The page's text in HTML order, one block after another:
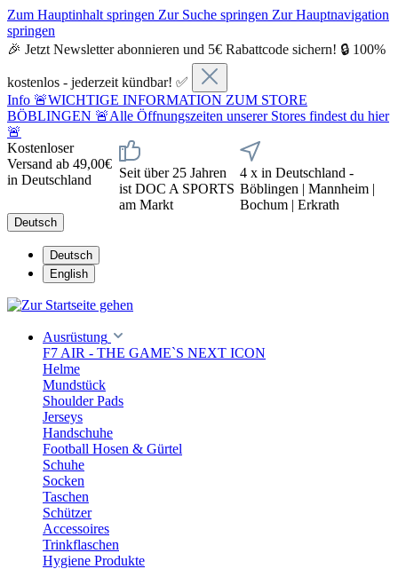
Zum Hauptinhalt springen Zur Suche springen Zur Hauptnavigation
springen
🎉 Jetzt Newsletter abonnieren und 5€ Rabattcode sichern! 🔒 100%
kostenlos - jederzeit kündbar! ✅
Info 🚨WICHTIGE INFORMATION ZUM STORE
BÖBLINGEN 🚨Alle Öffnungszeiten unserer Stores findest du hier
🚨
Kostenloser
Versand ab 49,00€
in Deutschland
Seit über 25 Jahren
ist DOC A SPORTS
am Markt
4 x in Deutschland -
Böblingen | Mannheim |
Bochum | Erkrath
Deutsch
Deutsch
English
Ausrüstung
F7 AIR - THE GAME`S NEXT ICON
Helme
Mundstück
Shoulder Pads
Jerseys
Handschuhe
Football Hosen & Gürtel
Schuhe
Socken
Taschen
Schützer
Accessoires
Trinkflaschen
Hygiene Produkte